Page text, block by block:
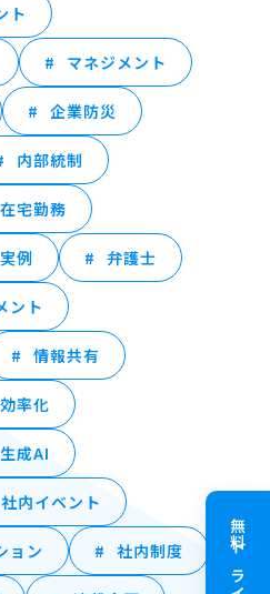
ト
マネジメント
企業防災
内部統制
在宅勤務
実例 弁護士
ント
情報共有
率化
生成AI
社内イベント
ョン 社内制度